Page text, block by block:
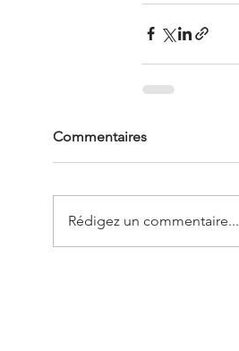
Commentaires
Rédigez un commentaire...